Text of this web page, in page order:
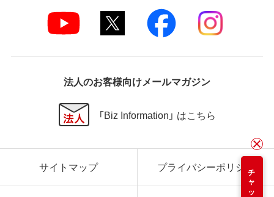
チャット
法人のお客様向けメールマガジン
「Biz Information」 はこちら
サイトマップ プライバシーポリシー